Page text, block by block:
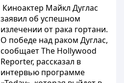
Киноактер Майкл Дуглас
заявил об успешном
излечении от рака гортани.
О победе над раком Дуглас,
сообщает The Hollywood
Reporter, рассказал в
интервью программе